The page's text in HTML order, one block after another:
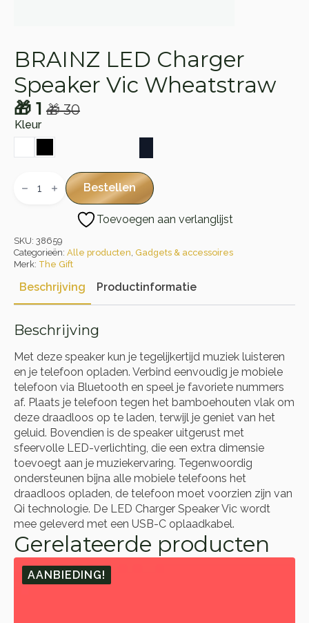
BRAINZ LED Charger
Speaker Vic Wheatstraw
🎁30
Oorspronkelijke
prijs
was:
🎁 30.
🎁 1
Huidige
prijs
is:
🎁 1.
Kleur
LED
aantal
Bestellen
Toevoegen aan verlanglijst
SKU: 38659
Categorieën: Alle producten Gadgets & accessoires
Merk: The Gift
Beschrijving Productinformatie
Beschrijving
Met deze speaker kun je tegelijkertijd muziek luisteren
en je telefoon opladen. Verbind eenvoudig je mobiele
telefoon via Bluetooth en speel je favoriete nummers
af. Plaats je telefoon tegen het bamboehouten vlak om
deze draadloos op te laden, terwijl je geniet van het
geluid. Bovendien is de speaker uitgerust met
sfeervolle LED-verlichting, die een extra dimensie
toevoegt aan je muziekervaring. Tegenwoordig
ondersteunen bijna alle mobiele telefoons het
draadloos opladen, de telefoon moet voorzien zijn van
Qi technologie. De LED Charger Speaker Vic wordt
mee geleverd met een USB-C oplaadkabel.
Gerelateerde producten
AANBIEDING!